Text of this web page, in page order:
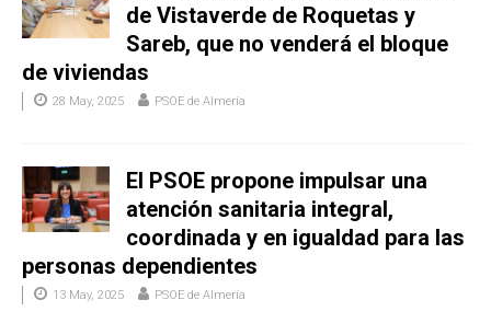
de Vistaverde de Roquetas y
Sareb, que no venderá el bloque
de viviendas
28 May, 2025 PSOE de Almería
El PSOE propone impulsar una
atención sanitaria integral,
coordinada y en igualdad para las
personas dependientes
13 May, 2025 PSOE de Almería